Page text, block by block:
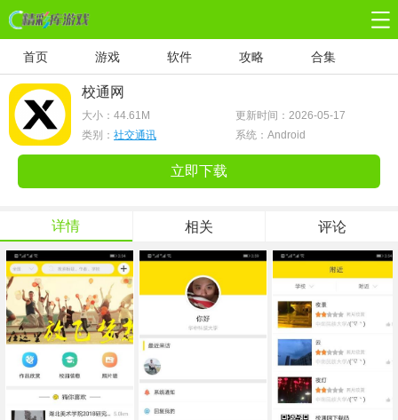
首页 游戏 软件 攻略 合集
校通网
大小： 44.61M
更新时间：2026-05-17
类别： 社交通讯 系统：Android
立即下载
详情 相关 评论